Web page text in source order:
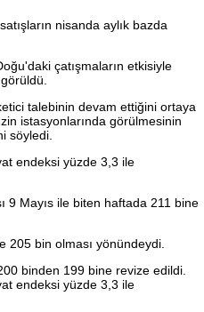
nisanda aylık bazda
çatışmaların etkisiyle
talebinin devam ettiğini ortaya
istasyonlarında görülmesinin
söyledi.
endeksi yüzde 3,3 ile
9 Mayıs ile biten haftada 211 bine
205 bin olması yönündeydi.
binden 199 bine revize edildi.
endeksi yüzde 3,3 ile